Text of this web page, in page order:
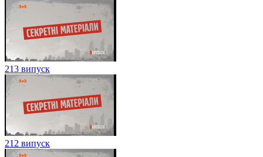
213 випуск
212 випуск